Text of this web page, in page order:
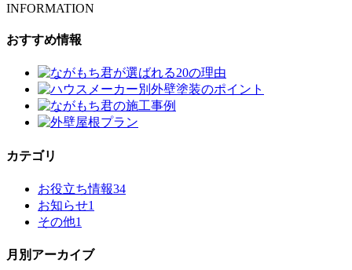
INFORMATION
おすすめ情報
カテゴリ
お役立ち情報34
お知らせ1
その他1
月別アーカイブ